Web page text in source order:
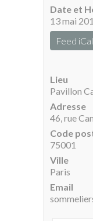
Date et
13 mai
Feed iCal
Lieu
Pavillon
Adresse
46, rue
Code
75001
Ville
Paris
Email